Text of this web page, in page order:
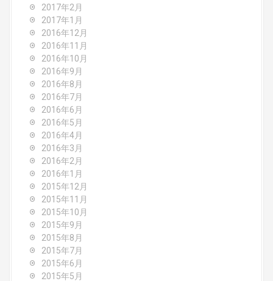
2017年2月
2017年1月
2016年12月
2016年11月
2016年10月
2016年9月
2016年8月
2016年7月
2016年6月
2016年5月
2016年4月
2016年3月
2016年2月
2016年1月
2015年12月
2015年11月
2015年10月
2015年9月
2015年8月
2015年7月
2015年6月
2015年5月